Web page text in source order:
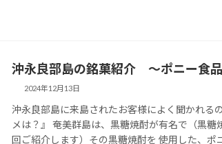
沖永良部島の銘菓紹介 ～ポニー食
2024年12月13日
沖永良部島に来島されたお客様によく聞かれる
メは？』 奄美群島は、黒糖焼酎が有名で（黒糖
回ご紹介します）その黒糖焼酎を 使用した、ポ